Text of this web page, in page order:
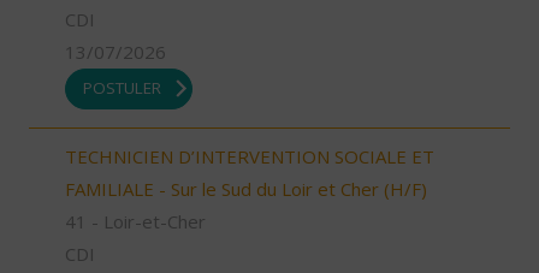
CDI
13/07/2026
POSTULER
TECHNICIEN D’INTERVENTION SOCIALE ET
FAMILIALE - Sur le Sud du Loir et Cher (H/F)
41 - Loir-et-Cher
CDI